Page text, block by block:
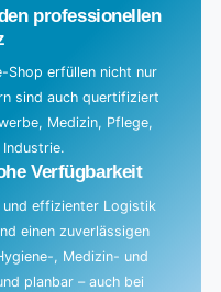
professionellen
Shop erfüllen nicht nur
sind auch quertifiziert
Medizin, Pflege,
Verfügbarkeit
und effizienter Logistik
einen zuverlässigen
, Medizin- und
planbar – auch bei